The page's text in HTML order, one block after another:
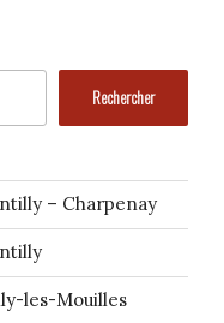
Rechercher
– Charpenay
les-Mouilles